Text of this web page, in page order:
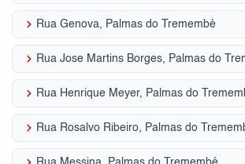
keyboard_arrow_right Rua Genova, Palmas do Tremembé
keyboard_arrow_right Rua Jose Martins Borges, Palmas do
keyboard_arrow_right Rua Henrique Meyer, Palmas do
keyboard_arrow_right Rua Rosalvo Ribeiro, Palmas do